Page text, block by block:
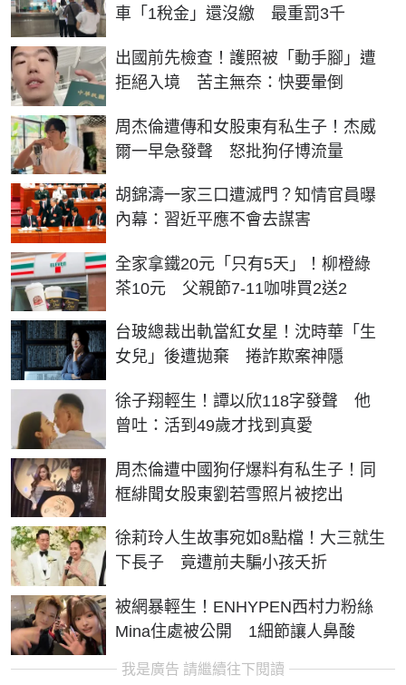
車「1稅金」還沒繳 最重罰3千
出國前先檢查！護照被「動手腳」遭
拒絕入境 苦主無奈：快要暈倒
周杰倫遭傳和女股東有私生子！杰威
爾一早急發聲 怒批狗仔博流量
胡錦濤一家三口遭滅門？知情官員曝
內幕：習近平應不會去謀害
全家拿鐵20元「只有5天」！柳橙綠
茶10元 父親節7-11咖啡買2送2
台玻總裁出軌當紅女星！沈時華「生
女兒」後遭拋棄 捲詐欺案神隱
徐子翔輕生！譚以欣118字發聲 他
曾吐：活到49歲才找到真愛
周杰倫遭中國狗仔爆料有私生子！同
框緋聞女股東劉若雪照片被挖出
徐莉玲人生故事宛如8點檔！大三就生
下長子 竟遭前夫騙小孩夭折
被網暴輕生！ENHYPEN西村力粉絲
Mina住處被公開 1細節讓人鼻酸
我是廣告 請繼續往下閱讀